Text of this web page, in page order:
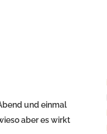
und einmal
aber es wirkt